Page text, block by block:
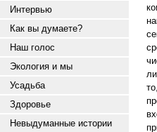
Интервью
Как вы думаете?
Наш голос
Экология и мы
Усадьба
Здоровье
Невыдуманные истории